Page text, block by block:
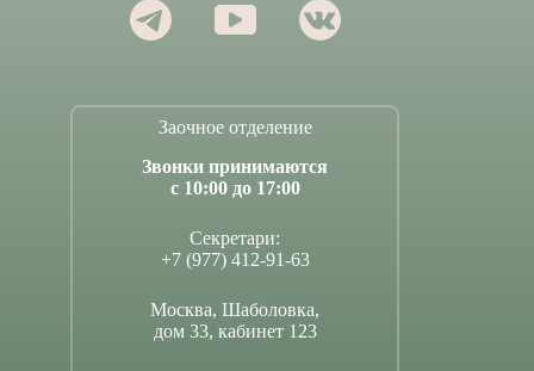
Заочное отделение
Звонки принимаются
с 10:00 до 17:00
Секретари:
+7 (977) 412-91-63
Москва, Шаболовка,
дом 33, кабинет 123